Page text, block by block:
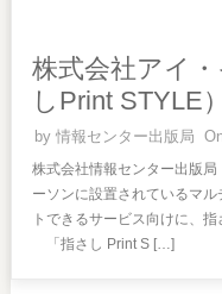
株式会社アイ
しPrint STYLE）
by情報センター出版局
株式会社情報センター出版
ーソンに設置されているマ
トできるサービス向けに、
「指さし Print S […]